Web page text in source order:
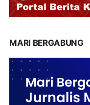
MARI BERGABUNG